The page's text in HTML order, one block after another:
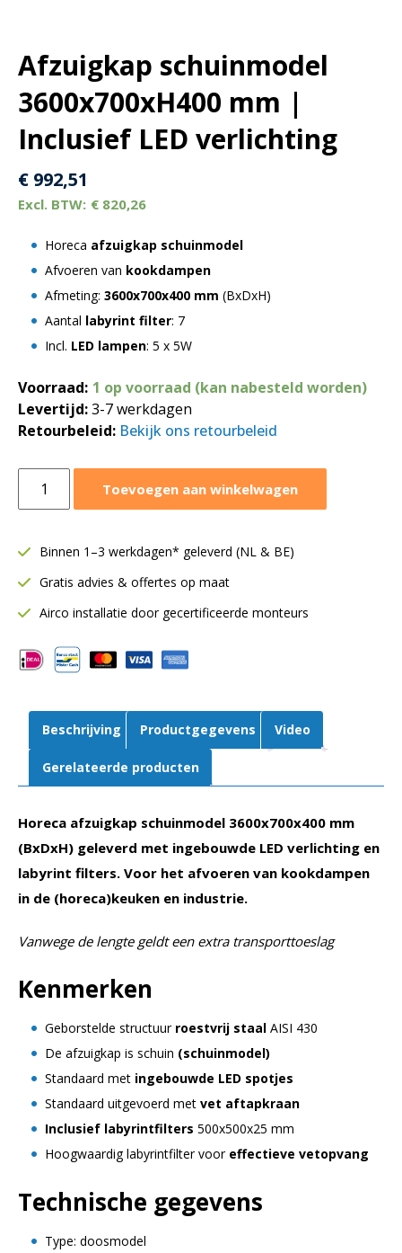
Afzuigkap schuinmodel
3600x700xH400 mm |
Inclusief LED verlichting
€ 992,51
€ 820,26
Horeca afzuigkap schuinmodel
Afvoeren van kookdampen
Afmeting: 3600x700x400 mm (BxDxH)
Aantal labyrint filter: 7
Incl. LED lampen: 5 x 5W
Voorraad: 1 op voorraad (kan nabesteld worden)
Levertijd:3-7 werkdagen
Retourbeleid: Bekijk ons retourbeleid
schuinmodel
mm
Inclusief
LED
aantal
Toevoegen aan winkelwagen
Binnen 1–3 werkdagen* geleverd (NL & BE)
Gratis advies & offertes op maat
Airco installatie door gecertificeerde monteurs
Beschrijving Productgegevens Video
Gerelateerde producten
Horeca afzuigkap schuinmodel 3600x700x400 mm
(BxDxH) geleverd met ingebouwde LED verlichting en
labyrint filters. Voor het afvoeren van kookdampen
in de (horeca)keuken en industrie.
Vanwege de lengte geldt een extra transporttoeslag
Kenmerken
Geborstelde structuur roestvrij staal AISI 430
De afzuigkap is schuin (schuinmodel)
Standaard met ingebouwde LED spotjes
Standaard uitgevoerd met vet aftapkraan
Inclusief labyrintfilters 500x500x25 mm
Hoogwaardig labyrintfilter voor effectieve vetopvang
Technische gegevens
Type: doosmodel